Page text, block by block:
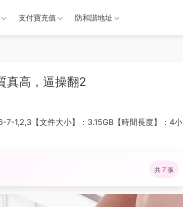
支付寶充值 防和諧地址
真高，逼操翻2
7-1,2,3【文件大小】：3.15GB【時間長度】：4小
共 7 張